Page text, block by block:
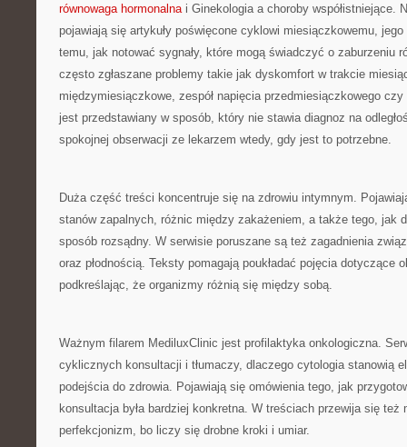
równowaga hormonalnai Ginekologia a choroby współistniejące.
pojawiają się artykuły poświęcone cyklowi miesiączkowemu,
temu, jak notować sygnały, które mogą świadczyć o zaburzeniu
często zgłaszane problemy takie jak dyskomfort w trakcie
międzymiesiączkowe, zespół napięcia przedmiesiączkowego
jest przedstawiany w sposób, który nie stawia diagnoz na
spokojnej obserwacji ze lekarzem wtedy, gdy jest to potrzebne.
Duża część treści koncentruje się na zdrowiu intymnym.
stanów zapalnych, różnic między zakażeniem, a także tego, jak
sposób rozsądny. W serwisie poruszane są też zagadnienia
oraz płodnością. Teksty pomagają poukładać pojęcia dotyczące
podkreślając, że organizmy różnią się między sobą.
Ważnym filarem MediluxClinic jest profilaktyka onkologiczna.
cyklicznych konsultacji i tłumaczy, dlaczego cytologia stanowią
podejścia do zdrowia. Pojawiają się omówienia tego, jak
konsultacja była bardziej konkretna. W treściach przewija się
perfekcjonizm, bo liczy się drobne kroki i umiar.